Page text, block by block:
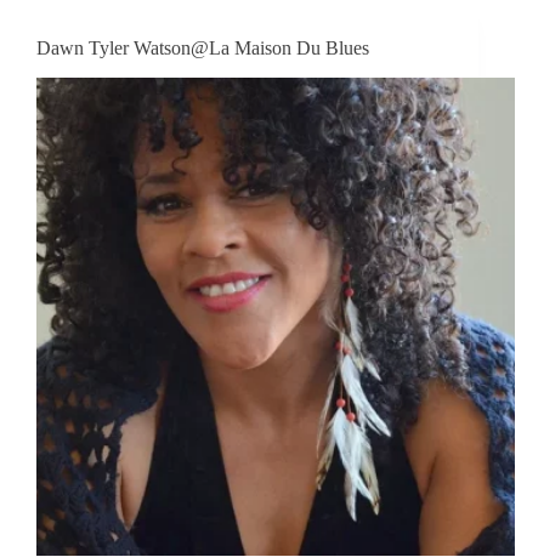
Dawn Tyler Watson@La Maison Du Blues